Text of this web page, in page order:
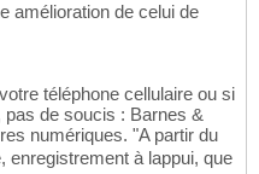
amélioration de celui de
téléphone cellulaire ou si
de soucis : Barnes &
numériques. "A partir du
à lappui, que